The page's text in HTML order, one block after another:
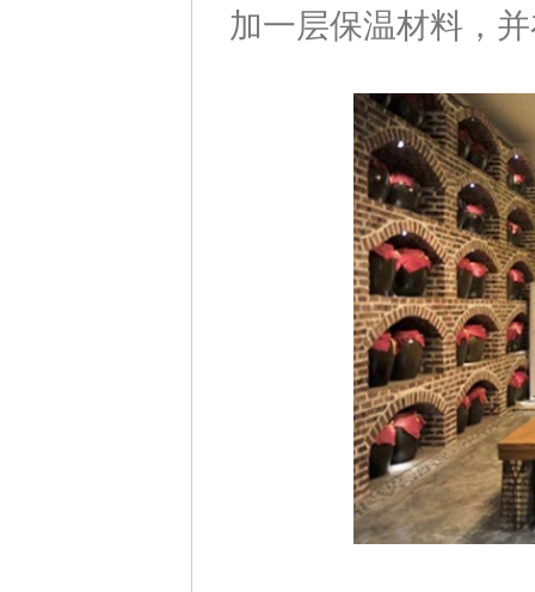
加一层保温材料，